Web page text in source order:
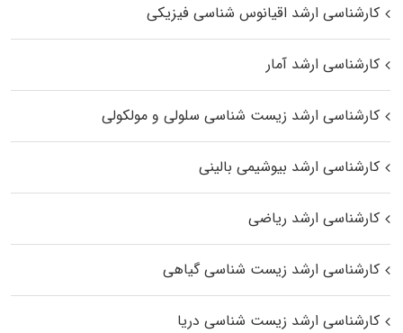
کارشناسی ارشد اقیانوس‌ شناسی فیزیکی
کارشناسی ارشد آمار
کارشناسی ارشد زیست شناسی سلولی و مولکولی
کارشناسی ارشد بیوشیمی بالینی
کارشناسی ارشد ریاضی
کارشناسی ارشد زیست‌ شناسی گیاهی
کارشناسی ارشد زیست‌ شناسی دریا